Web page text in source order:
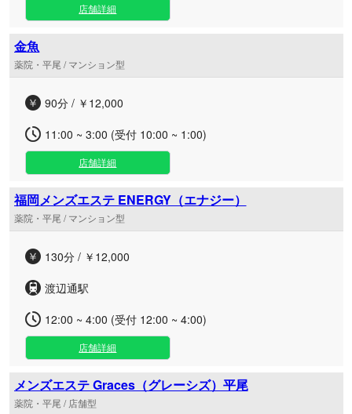
店舗詳細
金魚
薬院・平尾 / マンション型
90分 / ￥12,000
11:00 ~ 3:00 (受付 10:00 ~ 1:00)
店舗詳細
福岡メンズエステ ENERGY（エナジー）
薬院・平尾 / マンション型
130分 / ￥12,000
渡辺通駅
12:00 ~ 4:00 (受付 12:00 ~ 4:00)
店舗詳細
メンズエステ Graces（グレーシズ）平尾
薬院・平尾 / 店舗型